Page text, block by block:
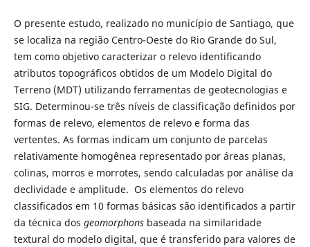
O presente estudo, realizado no município de Santiago, que
se localiza na região Centro-Oeste do Rio Grande do Sul,
tem como objetivo caracterizar o relevo identificando
atributos topográficos obtidos de um Modelo Digital do
Terreno (MDT) utilizando ferramentas de geotecnologias e
SIG. Determinou-se três níveis de classificação definidos por
formas de relevo, elementos de relevo e forma das
vertentes. As formas indicam um conjunto de parcelas
relativamente homogênea representado por áreas planas,
colinas, morros e morrotes, sendo calculadas por análise da
declividade e amplitude. Os elementos do relevo
classificados em 10 formas básicas são identificados a partir
da técnica dos geomorphonsbaseada na similaridade
textural do modelo digital, que é transferido para valores de